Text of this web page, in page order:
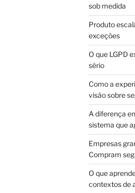
sob medida
Produto
exceções
O que LGPD
sério
Como a
visão sobre
A diferença
sistema que
Empresas
Compram
O que
contextos de